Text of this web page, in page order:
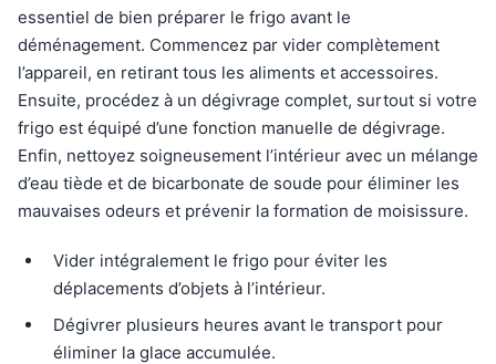
essentiel de bien préparer le frigo avant le
déménagement. Commencez par vider complètement
l’appareil, en retirant tous les aliments et accessoires.
Ensuite, procédez à un dégivrage complet, surtout si votre
frigo est équipé d’une fonction manuelle de dégivrage.
Enfin, nettoyez soigneusement l’intérieur avec un mélange
d’eau tiède et de bicarbonate de soude pour éliminer les
mauvaises odeurs et prévenir la formation de moisissure.
Vider intégralement le frigo pour éviter les
déplacements d’objets à l’intérieur.
Dégivrer plusieurs heures avant le transport pour
éliminer la glace accumulée.